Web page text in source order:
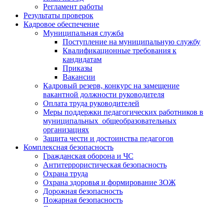
Регламент работы
Результаты проверок
Кадровое обеспечение
Муниципальная служба
Поступление на муниципальную службу
Квалификационные требования к
кандидатам
Приказы
Вакансии
Кадровый резерв, конкурс на замещение
вакантной должности руководителя
Оплата труда руководителей
Меры поддержки педагогических работников в
муниципальных общеобразовательных
организациях
Защита чести и достоинства педагогов
Комплексная безопасность
Гражданская оборона и ЧС
Антитеррористическая безопасность
Охрана труда
Охрана здоровья и формирование ЗОЖ
Дорожная безопасность
Пожарная безопасность